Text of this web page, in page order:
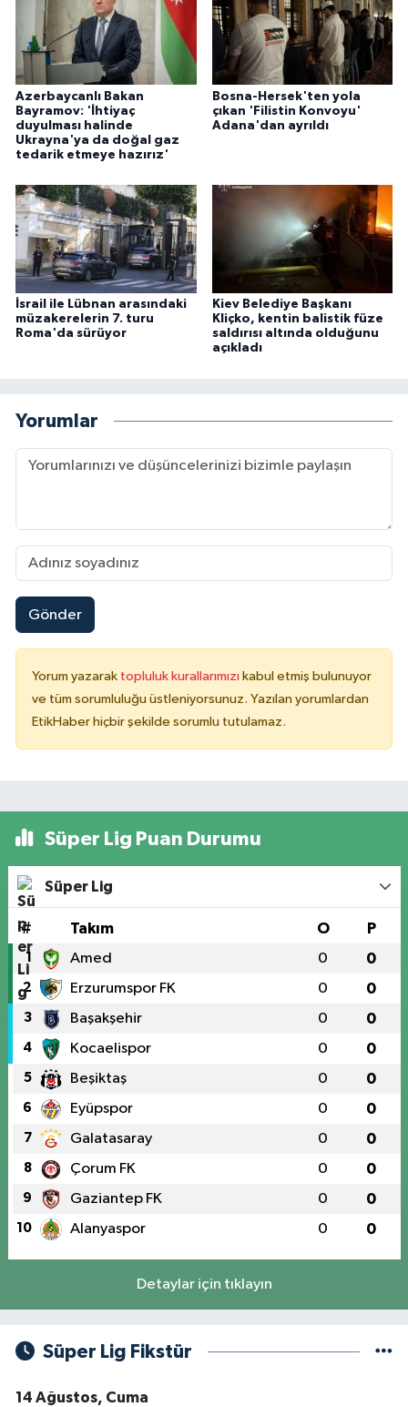
Azerbaycanlı Bakan
Bayramov: 'İhtiyaç
duyulması halinde
Ukrayna'ya da doğal gaz
tedarik etmeye hazırız'
Bosna-Hersek'ten yola
çıkan 'Filistin Konvoyu'
Adana'dan ayrıldı
İsrail ile Lübnan arasındaki
müzakerelerin 7. turu
Roma'da sürüyor
Kiev Belediye Başkanı
Kliçko, kentin balistik füze
saldırısı altında olduğunu
açıkladı
Yorumlar
Gönder
Yorum yazarak topluluk kurallarımızı kabul etmiş bulunuyor
ve tüm sorumluluğu üstleniyorsunuz. Yazılan yorumlardan
EtikHaber hiçbir şekilde sorumlu tutulamaz.
Süper Lig Puan Durumu
Süper Lig
# Takım O P
1 Amed 0 0
2 Erzurumspor FK 0 0
3 Başakşehir 0 0
4 Kocaelispor 0 0
5 Beşiktaş 0 0
6 Eyüpspor 0 0
7 Galatasaray 0 0
8 Çorum FK 0 0
9 Gaziantep FK 0 0
10 Alanyaspor 0 0
Detaylar için tıklayın
Süper Lig Fikstür
14 Ağustos, Cuma